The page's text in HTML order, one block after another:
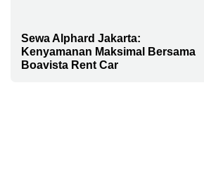
Sewa Alphard Jakarta:
Kenyamanan Maksimal Bersama
Boavista Rent Car